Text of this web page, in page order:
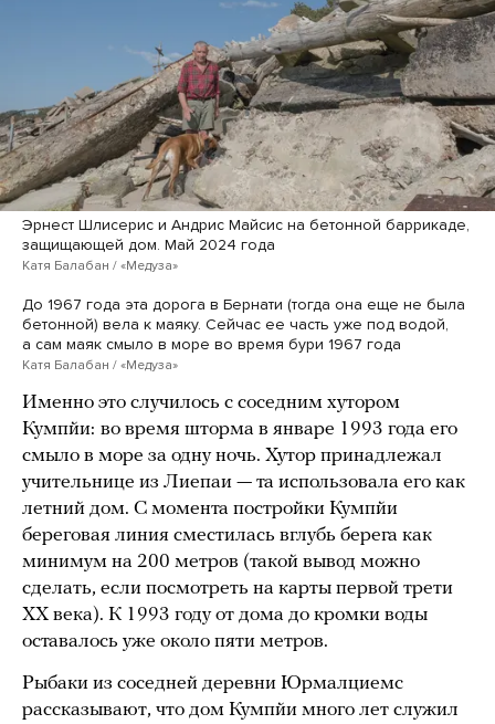
Эрнест Шлисерис и Андрис Майсис на бетонной баррикаде,
защищающей дом. Май 2024 года
Катя Балабан / «Медуза»
До 1967 года эта дорога в Бернати (тогда она еще не была
бетонной) вела к маяку. Сейчас ее часть уже под водой,
а сам маяк смыло в море во время бури 1967 года
Катя Балабан / «Медуза»
Именно это случилось с соседним хутором
Кумпйи: во время шторма в январе 1993 года его
смыло в море за одну ночь. Хутор принадлежал
учительнице из Лиепаи — та использовала его как
летний дом. С момента постройки Кумпйи
береговая линия сместилась вглубь берега как
минимум на 200 метров (такой вывод можно
сделать, если посмотреть на карты первой трети
XX века). К 1993 году от дома до кромки воды
оставалось уже около пяти метров.
Рыбаки из соседней деревни Юрмалциемс
рассказывают, что дом Кумпйи много лет служил